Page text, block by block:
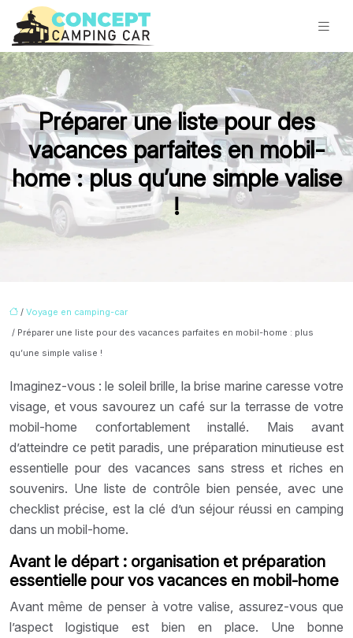
Préparer une liste pour des
vacances parfaites en mobil-
home : plus qu’une simple valise
!
/ Voyage en camping-car
/ Préparer une liste pour des vacances parfaites en mobil-home : plus
qu’une simple valise !
Imaginez-vous : le soleil brille, la brise marine caresse votre
visage, et vous savourez un café sur la terrasse de votre
mobil-home confortablement installé. Mais avant
d’atteindre ce petit paradis, une préparation minutieuse est
essentielle pour des vacances sans stress et riches en
souvenirs. Une liste de contrôle bien pensée, avec une
checklist précise, est la clé d’un séjour réussi en camping
dans un mobil-home.
Avant le départ : organisation et préparation
essentielle pour vos vacances en mobil-home
Avant même de penser à votre valise, assurez-vous que
l’aspect logistique est bien en place. Une bonne